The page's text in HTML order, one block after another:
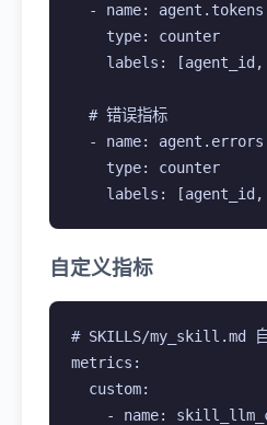
- name:
    type: counter
labels: [agent_id,
  # 错误指标
- name:
    type: counter
labels: [agent_id,
自定义指标
# SKILLS/my_skill.md 自
metrics:
  custom:
- name: